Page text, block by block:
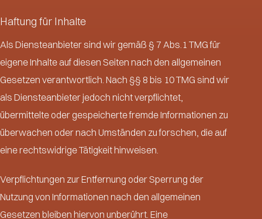
Haftung für Inhalte
Als Diensteanbieter sind wir gemäß § 7 Abs.1 TMG für
eigene Inhalte auf diesen Seiten nach den allgemeinen
Gesetzen verantwortlich. Nach §§ 8 bis 10 TMG sind wir
als Diensteanbieter jedoch nicht verpflichtet,
übermittelte oder gespeicherte fremde Informationen zu
überwachen oder nach Umständen zu forschen, die auf
eine rechtswidrige Tätigkeit hinweisen.
Verpflichtungen zur Entfernung oder Sperrung der
Nutzung von Informationen nach den allgemeinen
Gesetzen bleiben hiervon unberührt. Eine